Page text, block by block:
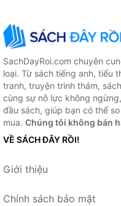
SachDayRoi.com chuyên
loại. Từ sách tiếng anh, tiểu
tranh, truyện trinh thám,
cùng sự nỗ lực không
đầu sách, giúp bạn có thể
mua. Chúng tôi không bán
VỀ SÁCH ĐÂY RỒI!
Giới thiệu
Chính sách bảo mật